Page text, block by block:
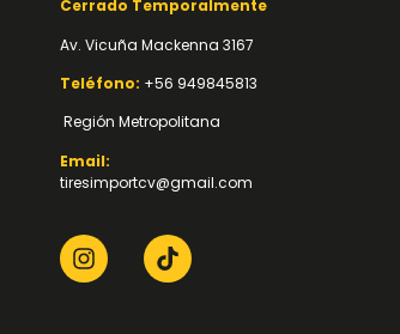
Cerrado Temporalmente
Av. Vicuña Mackenna 3167
Teléfono: +56 949845813
Región Metropolitana
Email:
tiresimportcv@gmail.com